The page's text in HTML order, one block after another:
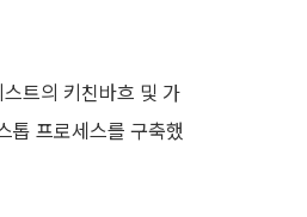
트의 키친바흐 및 가
톱 프로세스를 구축했